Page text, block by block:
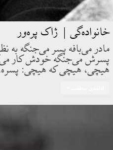
خانواده‏‌گى | ژاک پره‌ور
مادر مى‌بافه پسر مى‌جنگه به
پسرش مى‌جنگه خودش كار
هيچى، هيچى كه هيچى: